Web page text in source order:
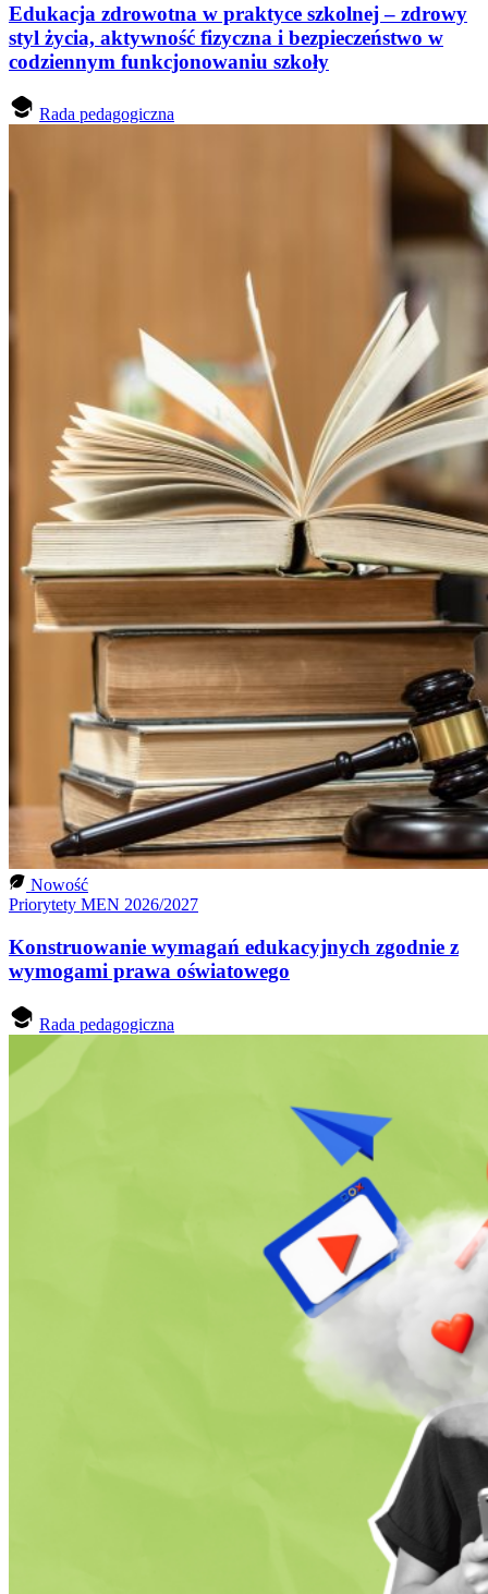
Edukacja zdrowotna w praktyce szkolnej – zdrowy
styl życia, aktywność fizyczna i bezpieczeństwo w
codziennym funkcjonowaniu szkoły
Rada pedagogiczna
Nowość
Priorytety MEN 2026/2027
Konstruowanie wymagań edukacyjnych zgodnie z
wymogami prawa oświatowego
Rada pedagogiczna